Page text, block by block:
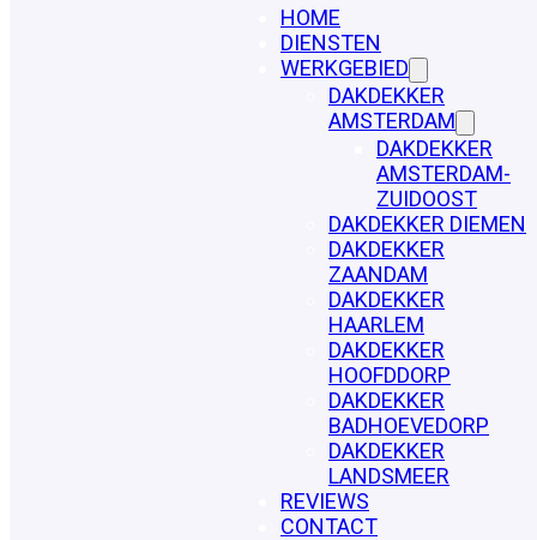
HOME
DIENSTEN
WERKGEBIED
DAKDEKKER
AMSTERDAM
DAKDEKKER
AMSTERDAM-
ZUIDOOST
DAKDEKKER DIEMEN
DAKDEKKER
ZAANDAM
DAKDEKKER
HAARLEM
DAKDEKKER
HOOFDDORP
DAKDEKKER
BADHOEVEDORP
DAKDEKKER
LANDSMEER
REVIEWS
CONTACT